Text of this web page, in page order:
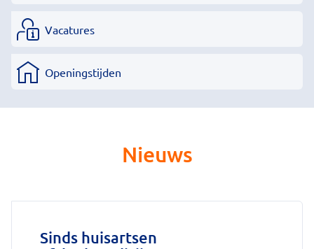
Vacatures
Openingstijden
Nieuws
Sinds huisartsen